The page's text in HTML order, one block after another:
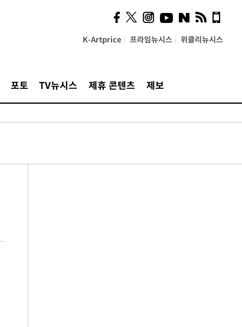
K-Artprice 프라임뉴시스 위클리뉴시스
포토 TV뉴시스 제휴 콘텐츠 제보